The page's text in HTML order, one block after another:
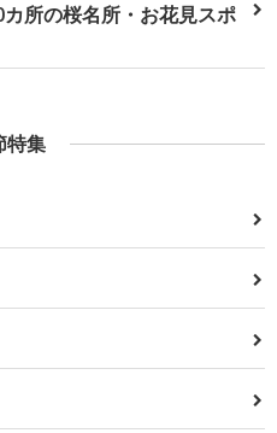
所の桜名所・お花見スポ
特集